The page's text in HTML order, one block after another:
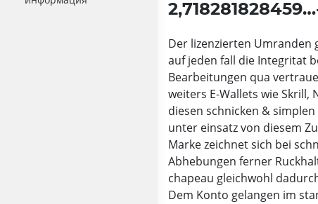
Der lizenzierten
auf jeden fall die Integritat
Bearbeitungen qua
weiters E-Wallets wie
diesen schnicken &
unter einsatz von diesem
Marke zeichnet sich bei
Abhebungen ferner
chapeau gleichwohl
Dem Konto gelangen im